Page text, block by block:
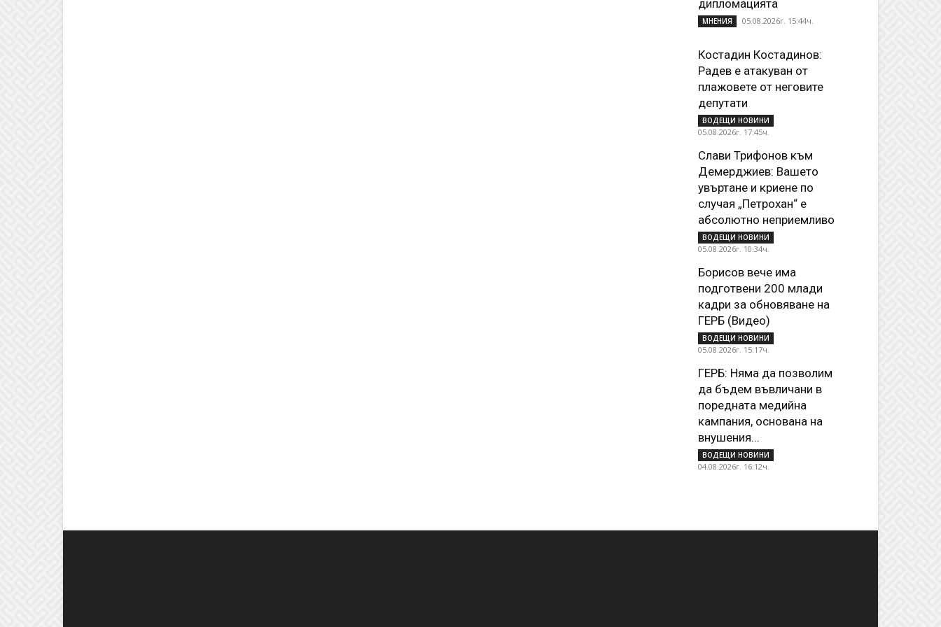
дипломацията
МНЕНИЯ 05.08.2026г. 15:44ч.
Костадин Костадинов:
Радев е атакуван от
плажoвете от неговите
депутати
ВОДЕЩИ НОВИНИ
05.08.2026г. 17:45ч.
Слави Трифонов към
Демерджиев: Вашето
увъртане и криене по
случая „Петрохан“ е
абсолютно неприемливо
ВОДЕЩИ НОВИНИ
05.08.2026г. 10:34ч.
Борисов вече има
подготвени 200 млади
кадри за обновяване на
ГЕРБ (Видео)
ВОДЕЩИ НОВИНИ
05.08.2026г. 15:17ч.
ГЕРБ: Няма да позволим
да бъдем въвличани в
поредната медийна
кампания, основана на
внушения...
ВОДЕЩИ НОВИНИ
04.08.2026г. 16:12ч.